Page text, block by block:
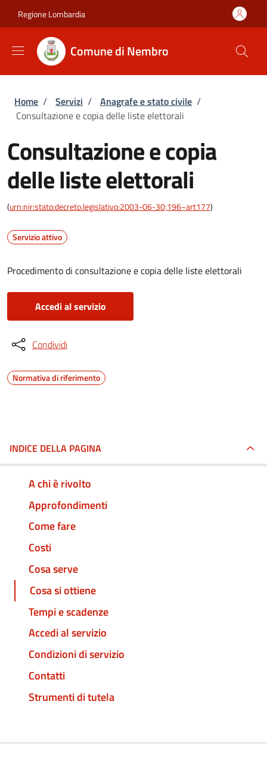
Regione Lombardia
Comune di Nembro
Briciole di pane
Home / Servizi / Anagrafe e stato civile /
Consultazione e copia delle liste elettorali
Consultazione e copia
delle liste elettorali
(urn:nir:stato:decreto.legislativo:2003-06-30;196~art177)
Servizio attivo
Procedimento di consultazione e copia delle liste elettorali
Accedi al servizio
Condividi
Normativa di riferimento
INDICE DELLA PAGINA
A chi è rivolto
Approfondimenti
Come fare
Costi
Cosa serve
Cosa si ottiene
Tempi e scadenze
Accedi al servizio
Condizioni di servizio
Contatti
Strumenti di tutela